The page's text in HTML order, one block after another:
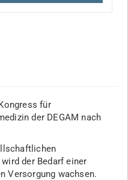
für
der DEGAM nach
der Bedarf einer
Versorgung wachsen.